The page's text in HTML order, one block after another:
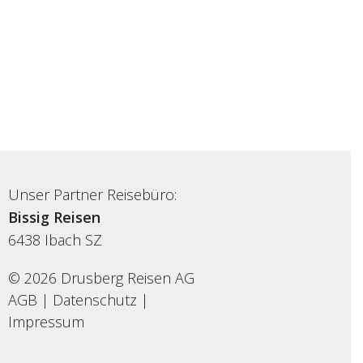
Unser Partner Reisebüro:
Bissig Reisen
6438 Ibach SZ
© 2026 Drusberg Reisen AG
AGB | Datenschutz |
Impressum